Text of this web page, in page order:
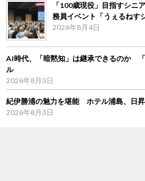
「100歳現役」目指すシ
務員イベント「うぇるねす
2026年8月4日
AI時代、「暗黙知」は継承できるのか
ル
2026年8月3日
紀伊勝浦の魅力を堪能 ホテル浦島、日
2026年8月3日